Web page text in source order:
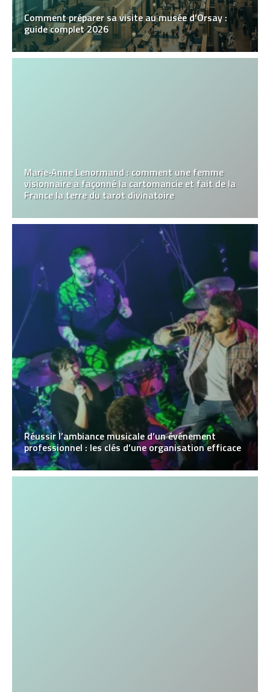
Comment préparer sa visite au musée d’Orsay :
guide complet 2026
Marie‑Anne Lenormand : comment une femme
visionnaire a façonné la cartomancie et fait de la
France la terre du tarot divinatoire
Réussir l’ambiance musicale d’un événement
professionnel : les clés d’une organisation efficace